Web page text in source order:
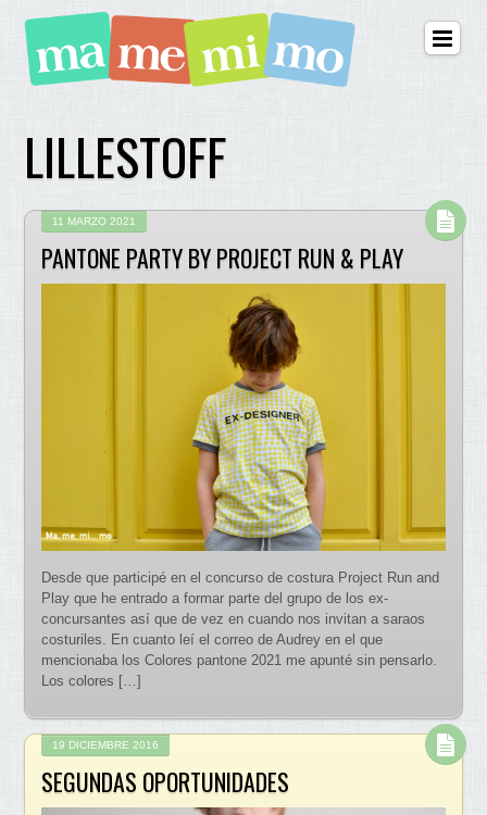
LILLESTOFF
11 MARZO 2021
PANTONE PARTY BY PROJECT RUN & PLAY
Desde que participé en el concurso de costura Project Run and
Play que he entrado a formar parte del grupo de los ex-
concursantes así que de vez en cuando nos invitan a saraos
costuriles. En cuanto leí el correo de Audrey en el que
mencionaba los Colores pantone 2021 me apunté sin pensarlo.
Los colores […]
19 DICIEMBRE 2016
SEGUNDAS OPORTUNIDADES